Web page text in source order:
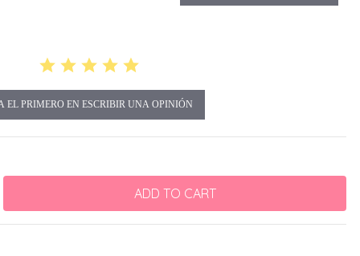
EL PRIMERO EN ESCRIBIR UNA OPINIÓN